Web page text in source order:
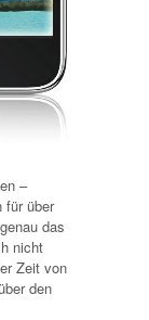
–
für über
das
nicht
Zeit von
den